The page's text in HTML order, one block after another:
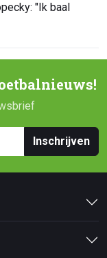
"Ik baal
Inschrijven